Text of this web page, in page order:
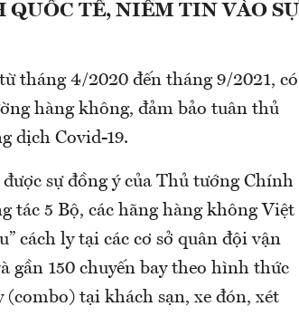
TẾ, NIỀM TIN VÀO SỰ
tháng 4/2020 đến tháng 9/2021, có
hàng không, đảm bảo tuân thủ
dịch Covid-19.
sự đồng ý của Thủ tướng Chính
tác 5 Bộ, các hãng hàng không Việt
cách ly tại các cơ sở quân đội vận
gần 150 chuyến bay theo hình thức
tại khách sạn, xe đón, xét